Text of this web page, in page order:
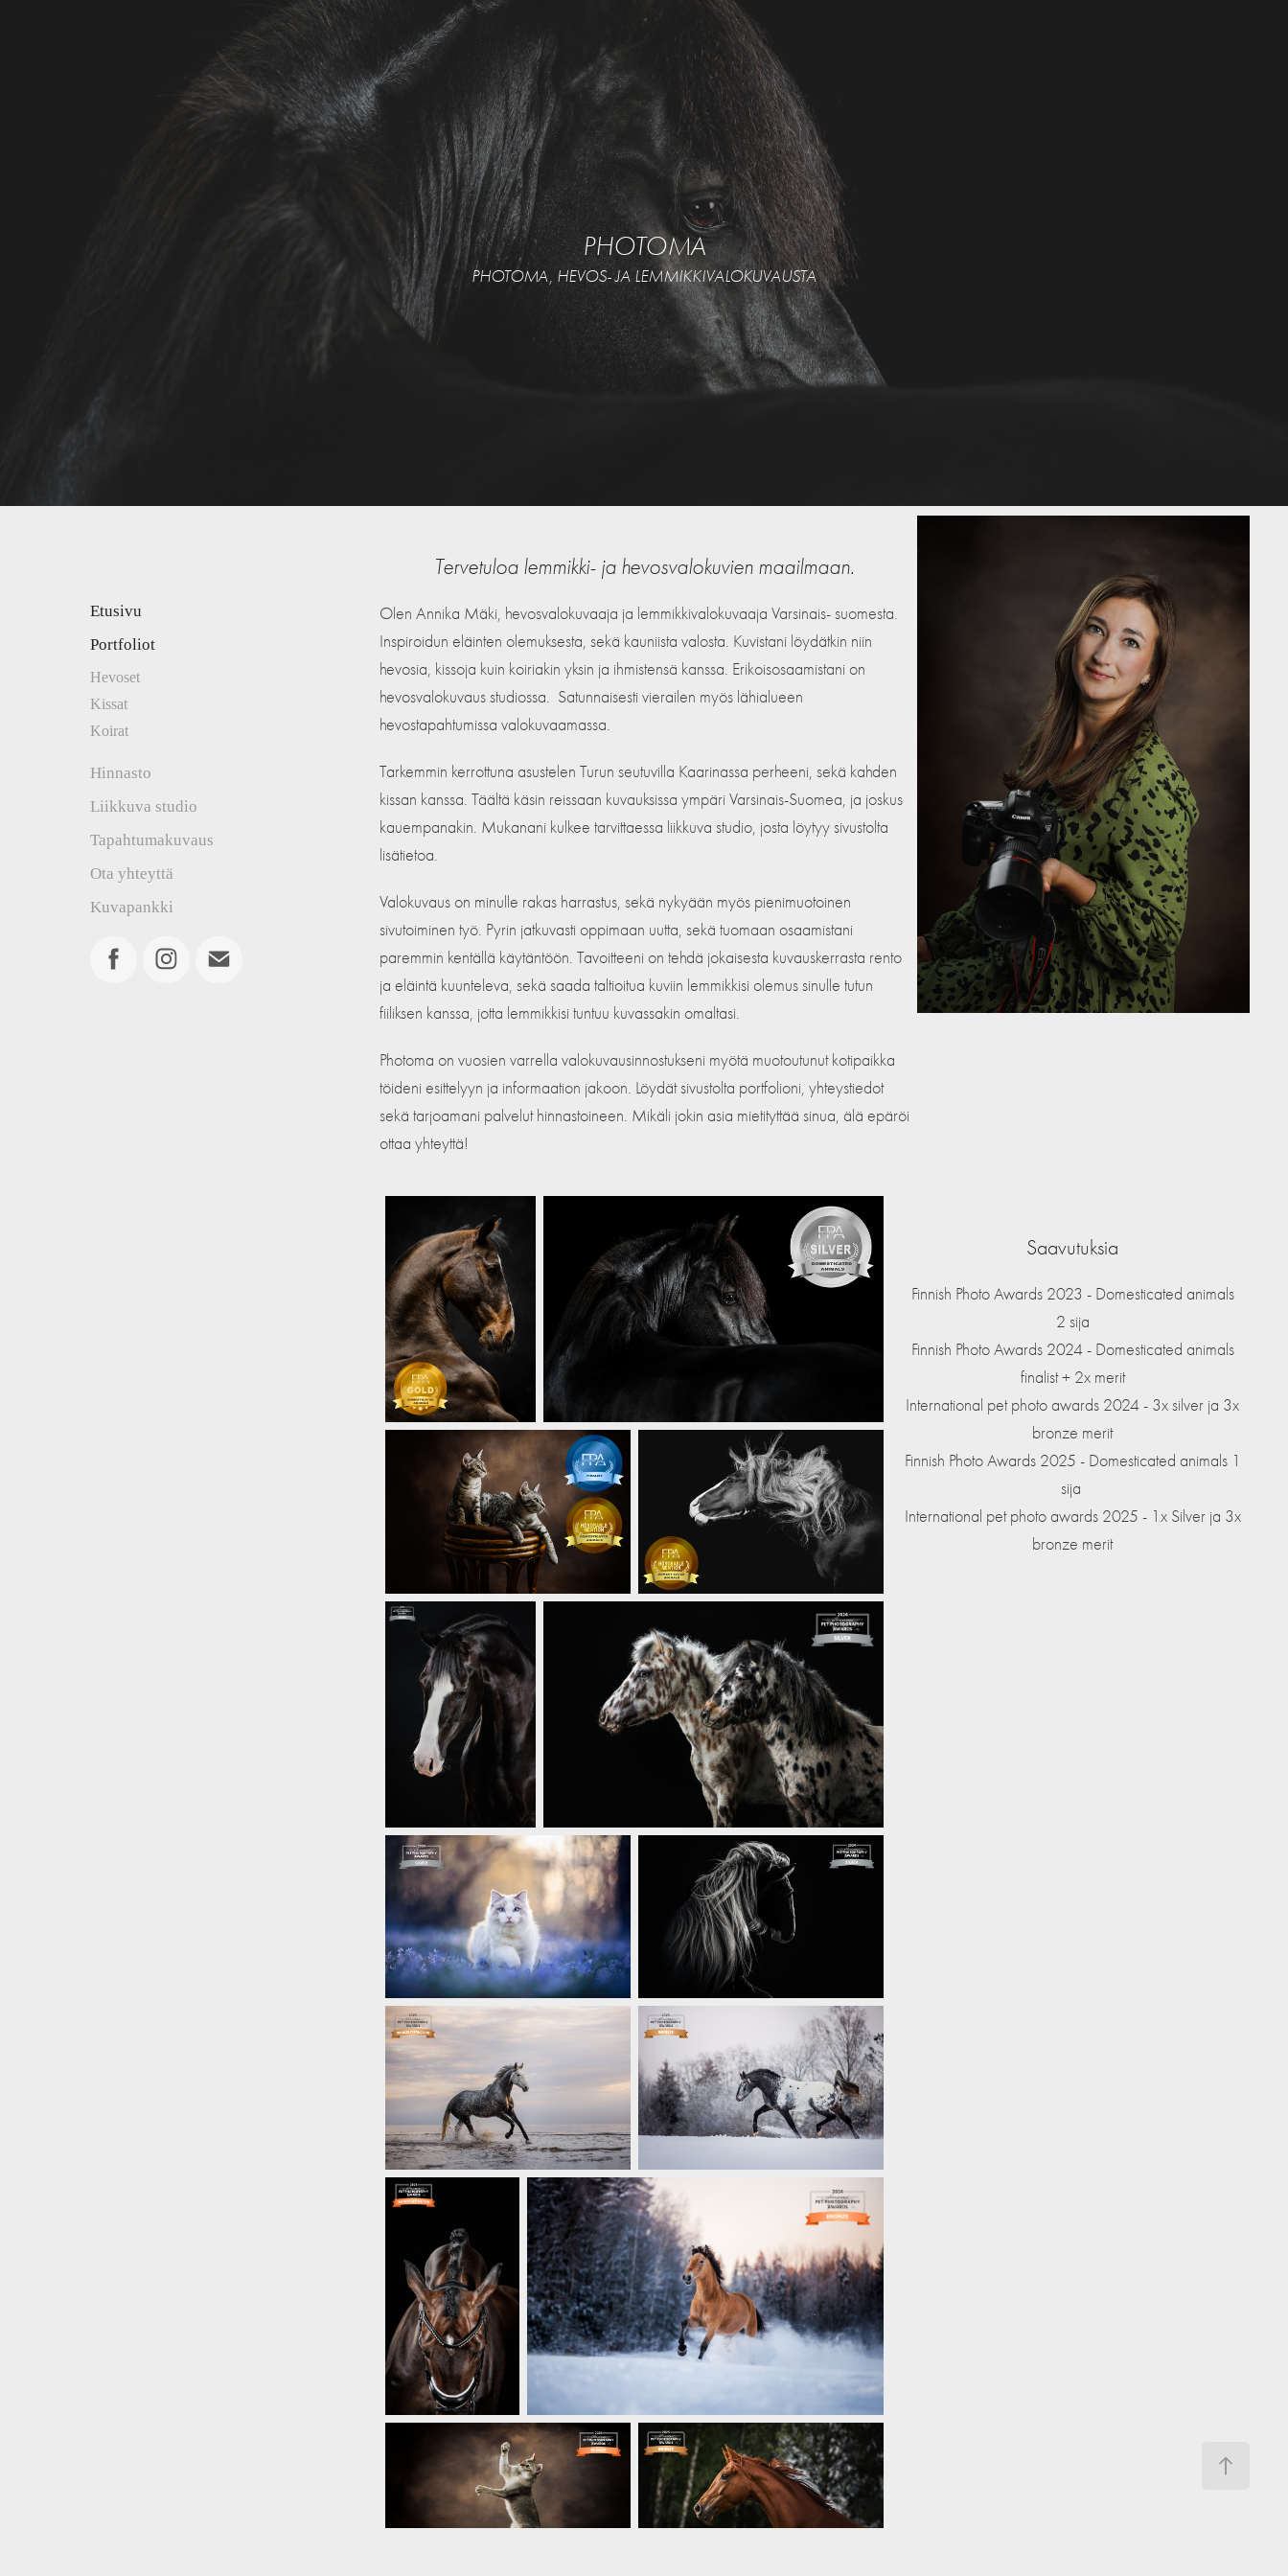
PHOTOMA
PHOTOMA, HEVOS- JA LEMMIKKIVALOKUVAUSTA
Etusivu
Portfoliot
Hevoset
Kissat
Koirat
Hinnasto
Liikkuva studio
Tapahtumakuvaus
Ota yhteyttä
Kuvapankki
Tervetuloa lemmikki- ja hevosvalokuvien maailmaan.
Olen Annika Mäki, hevosvalokuvaaja ja lemmikkivalokuvaaja Varsinais- suomesta.
Inspiroidun eläinten olemuksesta, sekä kauniista valosta. Kuvistani löydätkin niin
hevosia, kissoja kuin koiriakin yksin ja ihmistensä kanssa. Erikoisosaamistani on
hevosvalokuvaus studiossa. Satunnaisesti vierailen myös lähialueen
hevostapahtumissa valokuvaamassa.
Tarkemmin kerrottuna asustelen Turun seutuvilla Kaarinassa perheeni, sekä kahden
kissan kanssa. Täältä käsin reissaan kuvauksissa ympäri Varsinais-Suomea, ja joskus
kauempanakin. Mukanani kulkee tarvittaessa liikkuva studio, josta löytyy sivustolta
lisätietoa.
Valokuvaus on minulle rakas harrastus, sekä nykyään myös pienimuotoinen
sivutoiminen työ. Pyrin jatkuvasti oppimaan uutta, sekä tuomaan osaamistani
paremmin kentällä käytäntöön. Tavoitteeni on tehdä jokaisesta kuvauskerrasta rento
ja eläintä kuunteleva, sekä saada taltioitua kuviin lemmikkisi olemus sinulle tutun
fiiliksen kanssa, jotta lemmikkisi tuntuu kuvassakin omaltasi.
Photoma on vuosien varrella valokuvausinnostukseni myötä muotoutunut kotipaikka
töideni esittelyyn ja informaation jakoon. Löydät sivustolta portfolioni, yhteystiedot
sekä tarjoamani palvelut hinnastoineen. Mikäli jokin asia mietityttää sinua, älä epäröi
ottaa yhteyttä!
Saavutuksia
Finnish Photo Awards 2023 - Domesticated animals
2 sija
Finnish Photo Awards 2024 - Domesticated animals
finalist + 2x merit
International pet photo awards 2024 - 3x silver ja 3x
bronze merit
Finnish Photo Awards 2025 - Domesticated animals 1
sija
International pet photo awards 2025 - 1x Silver ja 3x
bronze merit